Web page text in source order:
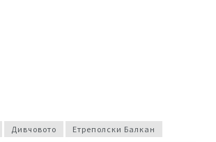
Дивчовото
Етреполски Балкан